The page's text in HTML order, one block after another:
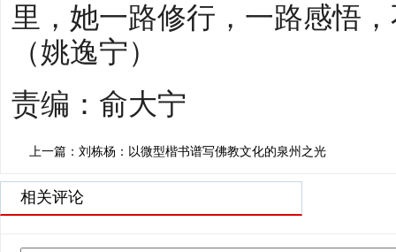
里，她一路修行，一路感悟
（姚逸宁）
责编：俞大宁
上一篇：刘栋杨：以微型楷书谱写佛教文化的泉州之光
相关评论